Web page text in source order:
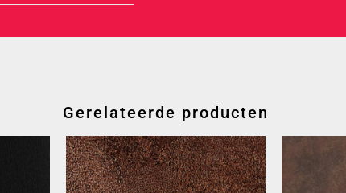
Gerelateerde producten